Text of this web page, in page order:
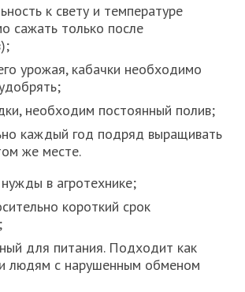
к свету и температуре
сажать только после
урожая, кабачки необходимо
необходим постоянный полив;
каждый год подряд выращивать
же месте.
в агротехнике;
короткий срок
для питания. Подходит как
людям с нарушенным обменом